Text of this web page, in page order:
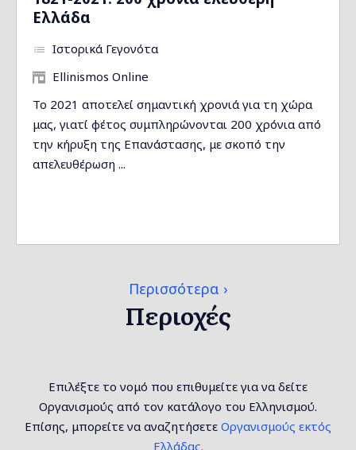
Ελλάδα
Ιστορικά Γεγονότα
Ellinismos Online
Το 2021 αποτελεί σημαντική χρονιά για τη χώρα
μας, γιατί φέτος συμπληρώνονται 200 χρόνια από
την κήρυξη της Επανάστασης, με σκοπό την
απελευθέρωση ...
Περισσότερα
Περιοχές
Επιλέξτε το νομό που επιθυμείτε για να δείτε
Οργανισμούς από τον κατάλογο του Ελληνισμού.
Επίσης, μπορείτε να αναζητήσετε Οργανισμούς εκτός
Ελλάδας.